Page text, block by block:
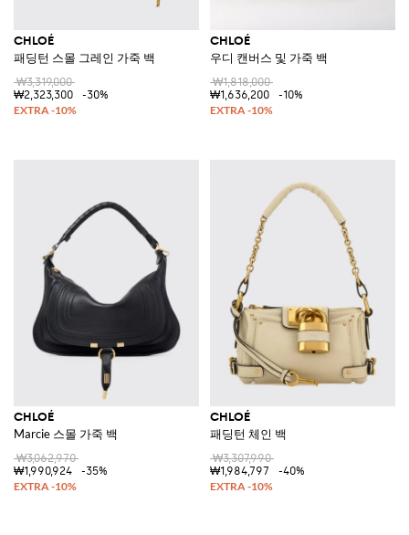
CHLOÉ
패딩턴 스몰 그레인 가죽 백
₩3,319,000
₩2,323,300
-30%
CHLOÉ
우디 캔버스 및 가죽 백
₩1,818,000
₩1,636,200
-10%
CHLOÉ
Marcie 스몰 가죽 백
₩3,062,970
₩1,990,924
-35%
CHLOÉ
패딩턴 체인 백
₩3,307,990
₩1,984,797
-40%